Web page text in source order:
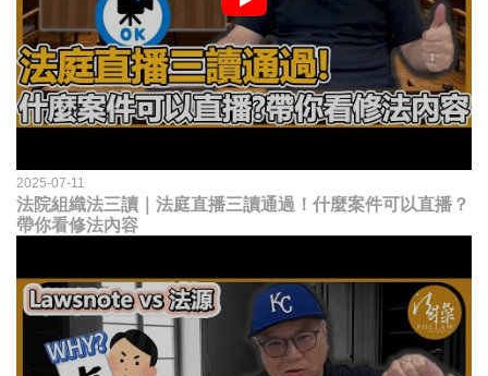
2025-07-11
法院組織法三讀｜法庭直播三讀通過！什麼案件可以直播？
帶你看修法內容